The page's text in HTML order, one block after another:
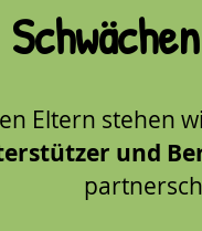
Eltern stehen
und